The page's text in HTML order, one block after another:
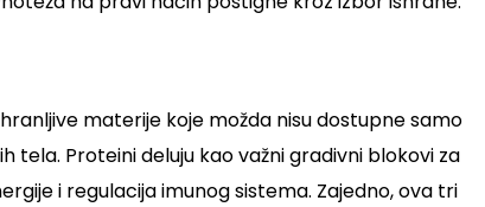
materije koje možda nisu dostupne samo
tela. Proteini deluju kao važni gradivni blokovi za
i regulacija imunog sistema. Zajedno, ova tri